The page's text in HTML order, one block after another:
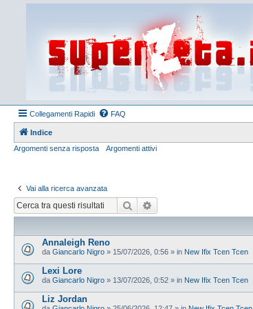
Collegamenti Rapidi FAQ
Indice
Argomenti senza risposta
Argomenti attivi
Vai alla ricerca avanzata
Cerca
Annaleigh Reno
da Giancarlo Nigro » 15/07/2026, 0:56 » in New Ifix Tcen Tcen
Lexi Lore
da Giancarlo Nigro » 13/07/2026, 0:52 » in New Ifix Tcen Tcen
Liz Jordan